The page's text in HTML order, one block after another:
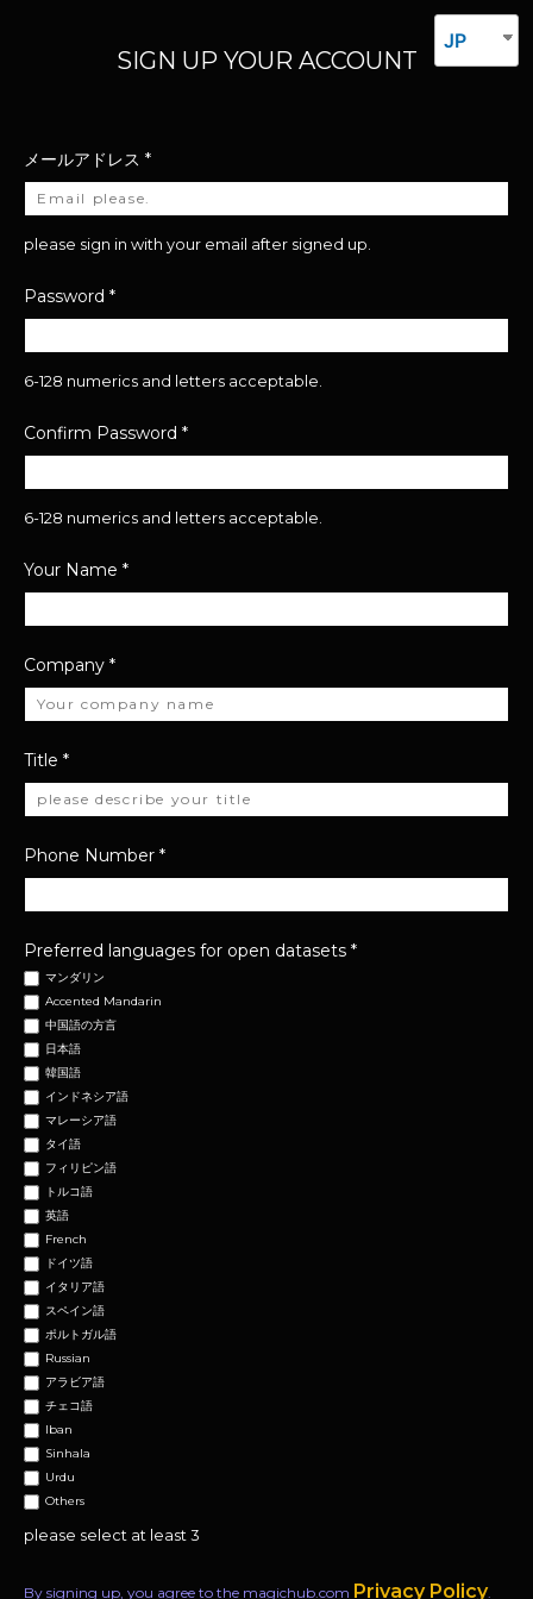
JP
SIGN UP YOUR ACCOUNT
メールアドレス *
please sign in with your email after signed up.
Password *
6-128 numerics and letters acceptable.
Confirm Password *
6-128 numerics and letters acceptable.
Your Name *
Company *
Title *
Phone Number *
Preferred languages for open datasets *
マンダリン
Accented Mandarin
中国語の方言
日本語
韓国語
インドネシア語
マレーシア語
タイ語
フィリピン語
トルコ語
英語
French
ドイツ語
イタリア語
スペイン語
ポルトガル語
Russian
アラビア語
チェコ語
Iban
Sinhala
Urdu
Others
please select at least 3
By signing up, you agree to the magichub.com Privacy Policy.